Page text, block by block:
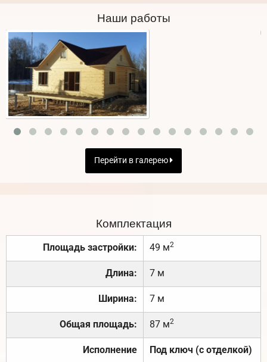
Наши работы
Перейти в галерею
Комплектация
Площадь застройки: 49 м2
Длина: 7 м
Ширина: 7 м
Общая площадь: 87 м2
Исполнение Под ключ (с отделкой)